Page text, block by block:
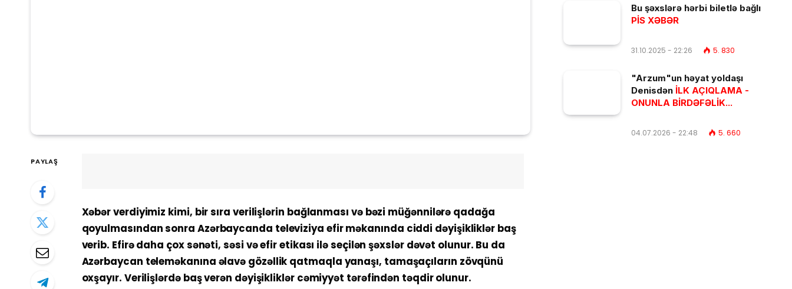
PAYLAŞ
Xəbər verdiyimiz kimi, bir sıra verilişlərin bağlanması və bəzi müğənnilərə qadağa
qoyulmasından sonra Azərbaycanda televiziya efir məkanında ciddi dəyişikliklər baş
verib. Efirə daha çox sənəti, səsi və efir etikası ilə seçilən şəxslər dəvət olunur. Bu da
Azərbaycan teleməkanına əlavə gözəllik qatmaqla yanaşı, tamaşaçıların zövqünü
oxşayır. Verilişlərdə baş verən dəyişikliklər cəmiyyət tərəfindən təqdir olunur.
Bu şəxslərə hərbi biletlə bağlı
PİS XƏBƏR
31.10.2025 - 22:26 5. 830
"Arzum"un həyat yoldaşı
Denisdən İLK AÇIQLAMA -
ONUNLA BİRDƏFƏLİK...
04.07.2026 - 22:48 5. 660